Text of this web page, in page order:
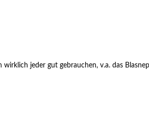
jeder gut gebrauchen, v.a. das